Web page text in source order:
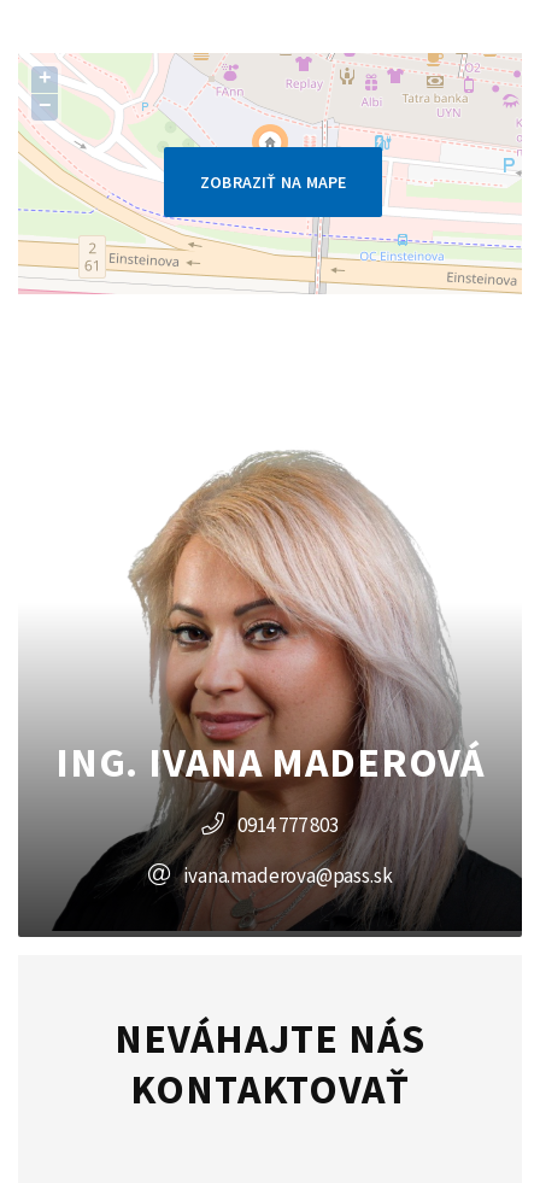
ZOBRAZIŤ NA MAPE
+
−
ING. IVANA MADEROVÁ
0914 777 803
ivana.maderova@pass.sk
NEVÁHAJTE NÁS
KONTAKTOVAŤ